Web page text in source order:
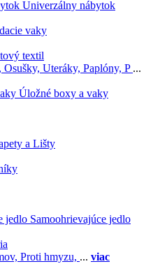
Univerzálny nábytok
vaky
textil
Osušky, Uteráky, Paplóny, P ...
Úložné boxy a vaky
a Lišty
Samoohrievajúce jedlo
Proti hmyzu, ... viac